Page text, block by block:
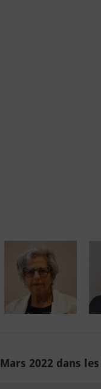
2022 dans